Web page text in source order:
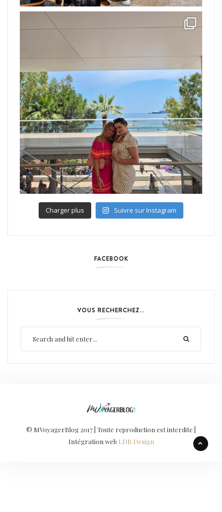
Charger plus Suivre sur Instagram
FACEBOOK
VOUS RECHERCHEZ…
© MVoyagerBlog 2017 | Toute reproduction est interdite |
Intégration web LDB Design